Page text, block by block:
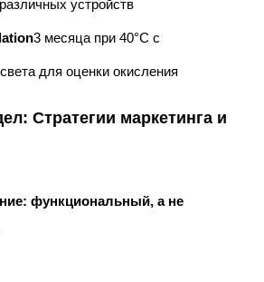
устройств
3 месяца при 40°C с
для оценки окисления
Стратегии маркетинга и
функциональный, а не